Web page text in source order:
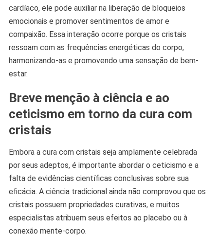
cardíaco, ele pode auxiliar na liberação de bloqueios
emocionais e promover sentimentos de amor e
compaixão. Essa interação ocorre porque os cristais
ressoam com as frequências energéticas do corpo,
harmonizando-as e promovendo uma sensação de bem-
estar.
Breve menção à ciência e ao
ceticismo em torno da cura com
cristais
Embora a cura com cristais seja amplamente celebrada
por seus adeptos, é importante abordar o ceticismo e a
falta de evidências científicas conclusivas sobre sua
eficácia. A ciência tradicional ainda não comprovou que os
cristais possuem propriedades curativas, e muitos
especialistas atribuem seus efeitos ao placebo ou à
conexão mente-corpo.